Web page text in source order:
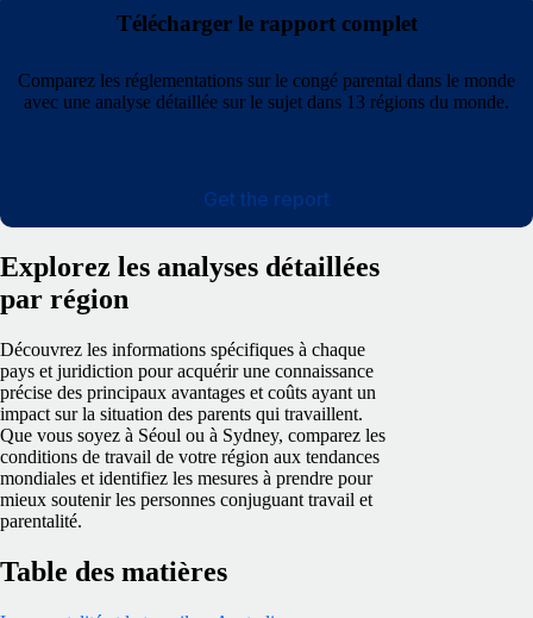
Télécharger le rapport complet
Comparez les réglementations sur le congé parental dans le monde
avec une analyse détaillée sur le sujet dans 13 régions du monde.
Get the report
Explorez les analyses détaillées
par région
Découvrez les informations spécifiques à chaque
pays et juridiction pour acquérir une connaissance
précise des principaux avantages et coûts ayant un
impact sur la situation des parents qui travaillent.
Que vous soyez à Séoul ou à Sydney, comparez les
conditions de travail de votre région aux tendances
mondiales et identifiez les mesures à prendre pour
mieux soutenir les personnes conjuguant travail et
parentalité.
Table des matières